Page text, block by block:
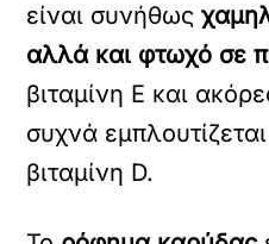
είναι συνήθως
αλλά και φτωχό σε
βιταμίνη Ε και
συχνά
βιταμίνη D.